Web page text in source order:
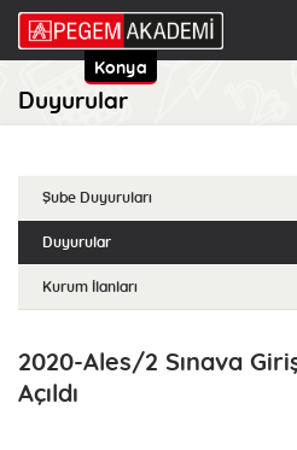
Konya
Duyurular
Şube Duyuruları
Duyurular
Kurum İlanları
2020-Ales/2 Sınava
Açıldı